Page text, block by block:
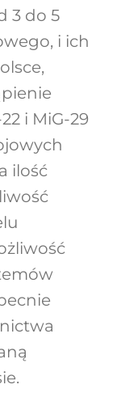
3 do 5
i ich
i MiG-29
ilość